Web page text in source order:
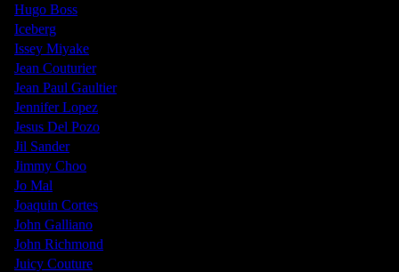
Hugo Boss
Iceberg
Issey Miyake
Jean Couturier
Jean Paul Gaultier
Jennifer Lopez
Jesus Del Pozo
Jil Sander
Jimmy Choo
Jo Mal
Joaquin Cortes
John Galliano
John Richmond
Juicy Couture